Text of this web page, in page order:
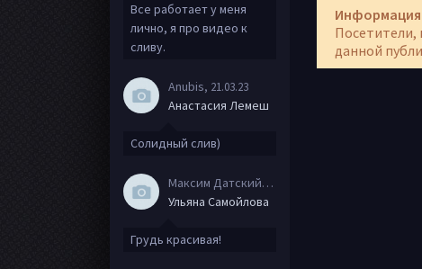
Информация
Посетители,
данной
Все работает у меня
лично, я про видео к
сливу.
Anubis, 21.03.23
Анастасия Лемеш
Солидный слив)
Максим Датский
, 15.08.20
Ульяна Самойлова
Грудь красивая!